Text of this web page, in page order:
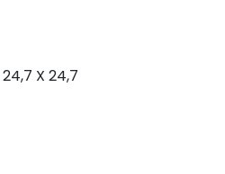
24,7 X 24,7